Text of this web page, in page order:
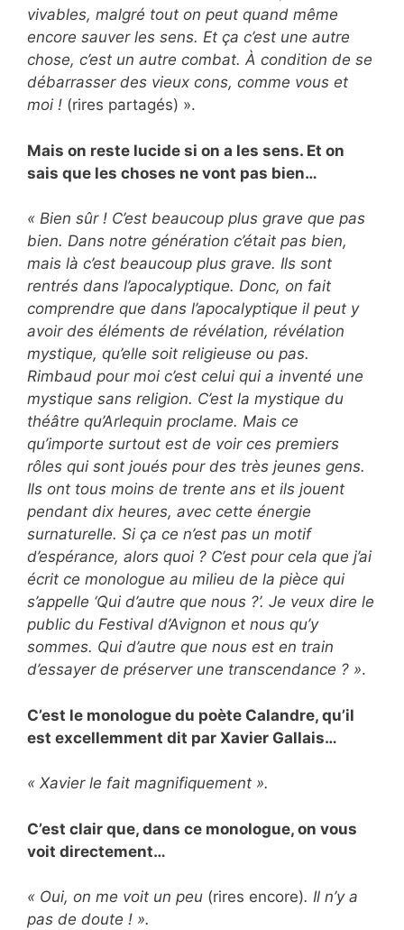
vivables, malgré tout on peut quand même
encore sauver les sens. Et ça c’est une autre
chose, c’est un autre combat. À condition de se
débarrasser des vieux cons, comme vous et
moi ! (rires partagés) ».
Mais on reste lucide si on a les sens. Et on
sais que les choses ne vont pas bien…
« Bien sûr ! C’est beaucoup plus grave que pas
bien. Dans notre génération c’était pas bien,
mais là c’est beaucoup plus grave. Ils sont
rentrés dans l’apocalyptique. Donc, on fait
comprendre que dans l’apocalyptique il peut y
avoir des éléments de révélation, révélation
mystique, qu’elle soit religieuse ou pas.
Rimbaud pour moi c’est celui qui a inventé une
mystique sans religion. C’est la mystique du
théâtre qu’Arlequin proclame. Mais ce
qu’importe surtout est de voir ces premiers
rôles qui sont joués pour des très jeunes gens.
Ils ont tous moins de trente ans et ils jouent
pendant dix heures, avec cette énergie
surnaturelle. Si ça ce n’est pas un motif
d’espérance, alors quoi ? C’est pour cela que j’ai
écrit ce monologue au milieu de la pièce qui
s’appelle ‘Qui d’autre que nous ?’. Je veux dire le
public du Festival d’Avignon et nous qu’y
sommes. Qui d’autre que nous est en train
d’essayer de préserver une transcendance ? ».
C’est le monologue du poète Calandre, qu’il
est excellemment dit par Xavier Gallais…
« Xavier le fait magnifiquement ».
C’est clair que, dans ce monologue, on vous
voit directement…
« Oui, on me voit un peu (rires encore). Il n’y a
pas de doute ! ».